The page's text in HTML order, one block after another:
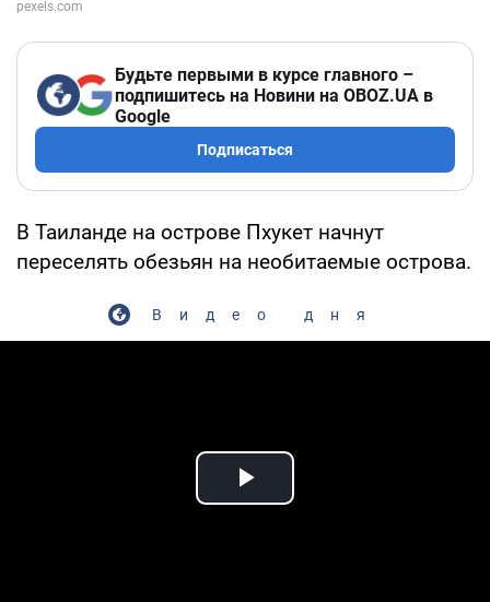
Будьте первыми в курсе главного –
подпишитесь на Новини на OBOZ.UA в
Google
Подписаться
В Таиланде на острове Пхукет начнут
переселять обезьян на необитаемые острова.
Видео дня
Play Video